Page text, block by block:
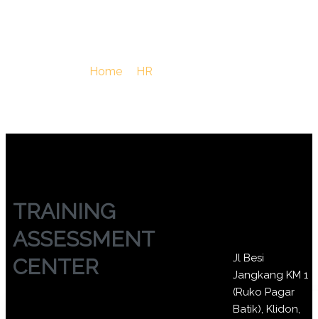
Home HR
TRAINING
ASSESSMENT
CENTER
Jl Besi
Jangkang KM 1
(Ruko Pagar
Batik), Klidon,